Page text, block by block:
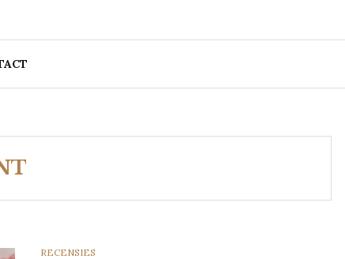
CATEGORIES
RECENSIES